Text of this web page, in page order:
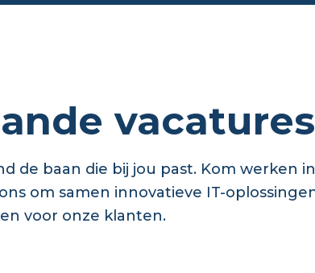
vacatures
de baan die bij jou past. Kom werken in
om samen innovatieve IT-
voor onze klanten.